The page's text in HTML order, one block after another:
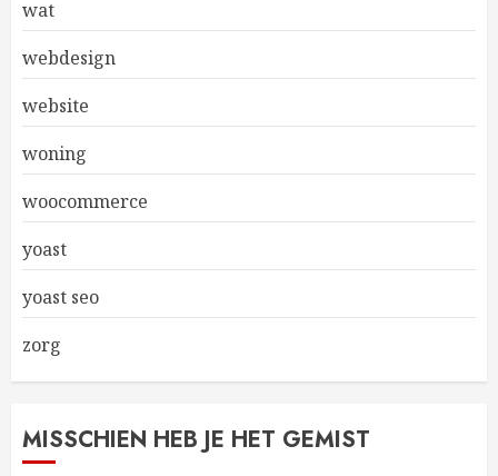
wat
webdesign
website
woning
woocommerce
yoast
yoast seo
zorg
MISSCHIEN HEB JE HET GEMIST